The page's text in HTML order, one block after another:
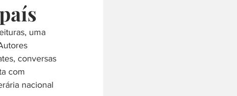
uma
conversas
com
nacional